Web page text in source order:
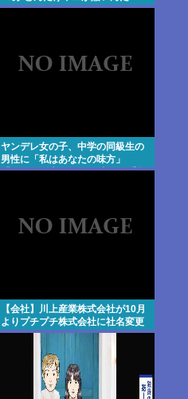
ヤンデレ女の子、中学の同級生の
男性に「私はあなたの味方」
「LINEに追加して」と書いた手帳
【会社】川上産業株式会社が10月
よりプチプチ株式会社に社名変更